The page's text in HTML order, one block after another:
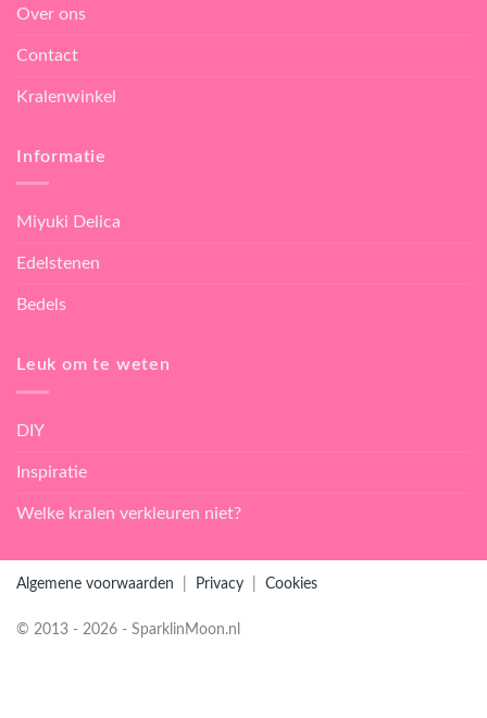
Over ons
Contact
Kralenwinkel
Informatie
Miyuki Delica
Edelstenen
Bedels
Leuk om te weten
DIY
Inspiratie
Welke kralen verkleuren niet?
Algemene voorwaarden Privacy Cookies
© 2013 - 2026 - SparklinMoon.nl